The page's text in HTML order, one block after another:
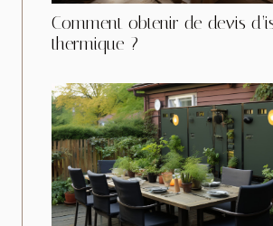
Comment obtenir de devis
thermique ?